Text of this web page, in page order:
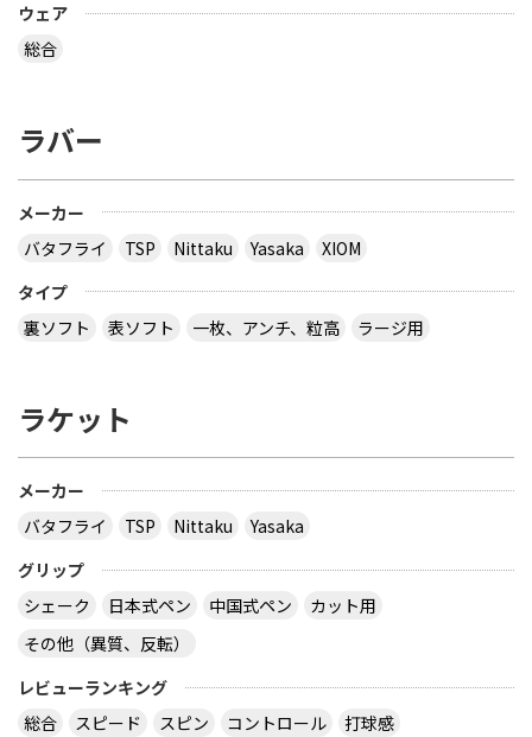
ウェア
総合
ラバー
メーカー
バタフライ
TSP Nittaku Yasaka
XIOM
タイプ
裏ソフト
表ソフト 一枚、アンチ、粒高 ラージ用
ラケット
メーカー
バタフライ
TSP Nittaku
Yasaka
グリップ
シェーク
日本式ペン 中国式ペン
カット用
その他（異質、反転）
レビューランキング
総合
スピード スピン コントロール 打球感